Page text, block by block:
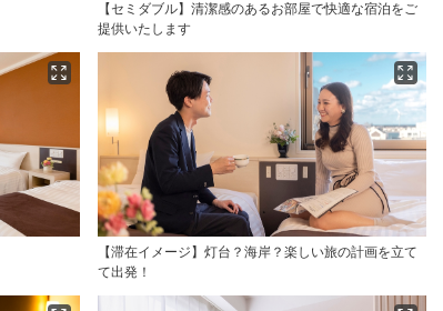
【セミダブル】清潔感のあるお部屋で快適な宿泊をご
提供いたします
【滞在イメージ】灯台？海岸？楽しい旅の計画を立て
て出発！